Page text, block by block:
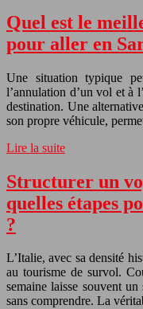
Quel est le
pour aller en
Une situation typique
l’annulation d’un vol et à
destination. Une
son propre véhicule,
Lire la suite
Structurer un
quelles étapes
?
L’Italie, avec sa densité
au tourisme de survol.
semaine laisse souvent
sans comprendre. La